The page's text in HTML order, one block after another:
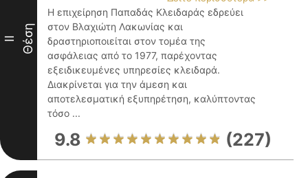
II Θέση
Η επιχείρηση Παπαδάς Κλειδαράς εδρεύει
στον Βλαχιώτη Λακωνίας και
δραστηριοποιείται στον τομέα της
ασφάλειας από το 1977, παρέχοντας
εξειδικευμένες υπηρεσίες κλειδαρά.
Διακρίνεται για την άμεση και
αποτελεσματική εξυπηρέτηση, καλύπτοντας
τόσο ...
9.8 (227)